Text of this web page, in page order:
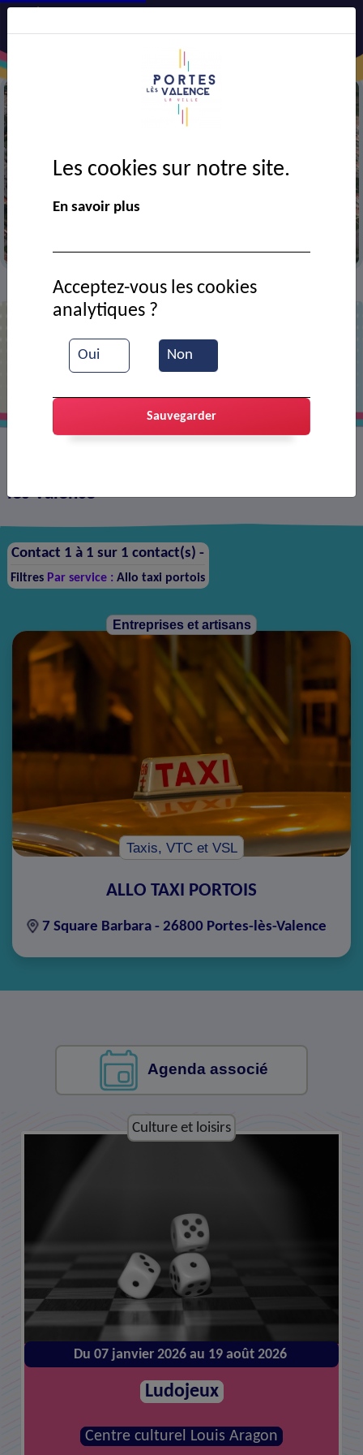
> Annuaire
Liste des contacts
lès-Valence
Contact 1 à 1 sur 1 contact(s) -
Filtres Par service : Allo taxi portois
Entreprises et artisans
Taxis, VTC et VSL
ALLO TAXI PORTOIS
7 Square Barbara - 26800 Portes-lès-Valence
Agenda associé
Culture et loisirs
Du 07 janvier 2026 au 19 août 2026
Ludojeux
Centre culturel Louis Aragon
Culture et loisirs
Du 14 janvier 2026 au 26 août 2026
Atelier de réparations
MJC - Centre social la Canopée
Les cookies sur notre site.
En savoir plus
Oui Non
Acceptez-vous les cookies
analytiques ?
Sauvegarder